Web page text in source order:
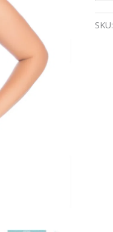
SKU: